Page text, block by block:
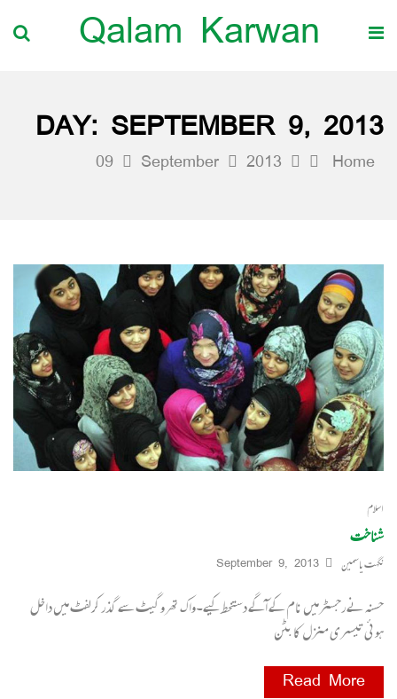
Qalam Karwan
DAY: SEPTEMBER 9, 2013
Home
2013
September
09
اسلام
شناخت
نگہت یاسمین September 9, 2013
حسنہ نے رجسٹرمیں نام کے آگے دستخط کیے۔واک تھرو گیٹ سے گذر کرلفٹ میں داخل
ہوئی تیسری منزل کا بٹن
Read More